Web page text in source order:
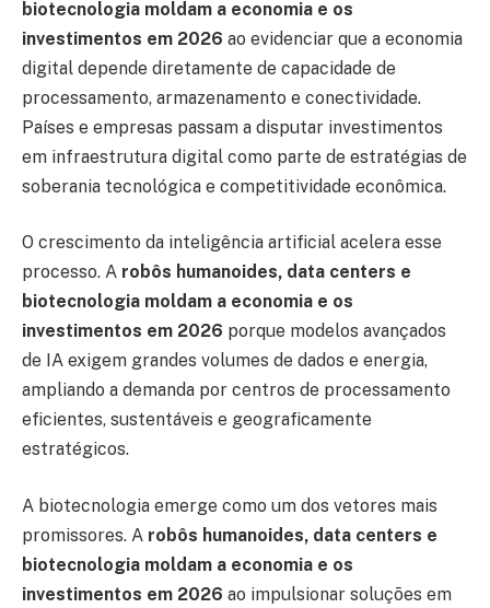
biotecnologia moldam a economia e os
investimentos em 2026 ao evidenciar que a economia
digital depende diretamente de capacidade de
processamento, armazenamento e conectividade.
Países e empresas passam a disputar investimentos
em infraestrutura digital como parte de estratégias de
soberania tecnológica e competitividade econômica.
O crescimento da inteligência artificial acelera esse
processo. A robôs humanoides, data centers e
biotecnologia moldam a economia e os
investimentos em 2026 porque modelos avançados
de IA exigem grandes volumes de dados e energia,
ampliando a demanda por centros de processamento
eficientes, sustentáveis e geograficamente
estratégicos.
A biotecnologia emerge como um dos vetores mais
promissores. A robôs humanoides, data centers e
biotecnologia moldam a economia e os
investimentos em 2026 ao impulsionar soluções em